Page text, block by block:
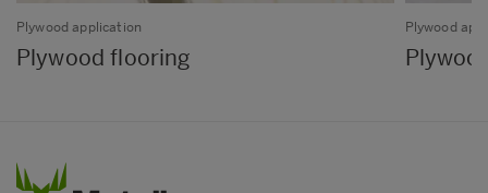
Plywood application
Plywood flooring
Plywood